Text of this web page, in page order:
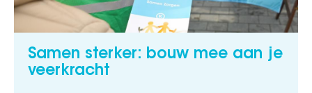
Samen sterker: bouw mee aan je
veerkracht